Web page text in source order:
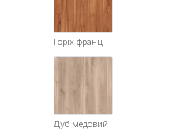
Горіх франц
Дуб медовий